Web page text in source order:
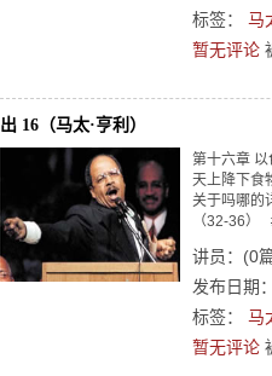
标签： 马
暂无评论
出 16（马太·亨利）
第十六章
天上降下食
关于吗哪的
（32-36）
讲员： (0
发布日期
标签： 马
暂无评论